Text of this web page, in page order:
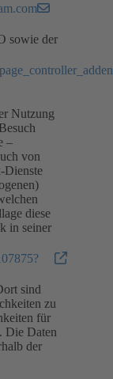
sowie der
Nutzung
–
von
Dienste
diese
in seiner
sind
zu
für
Die Daten
der